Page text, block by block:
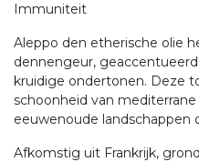
Immuniteit
Aleppo den etherische olie
dennengeur,
kruidige ondertonen. Deze
schoonheid van
eeuwenoude landschappen
Afkomstig uit Frankrijk,